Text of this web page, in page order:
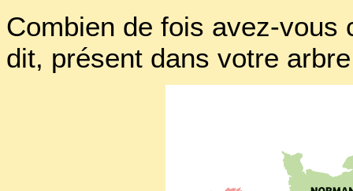
Combien de fois avez-vous
dit, présent dans votre